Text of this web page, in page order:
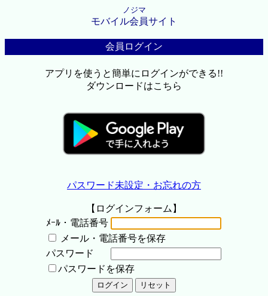
ノジマ
モバイル会員サイト
会員ログイン
アプリを使うと簡単にログインができる!!
ダウンロードはこちら
パスワード未設定・お忘れの方
【ログインフォーム】
ﾒｰﾙ・電話番号
メール・電話番号を保存
パスワード
パスワードを保存